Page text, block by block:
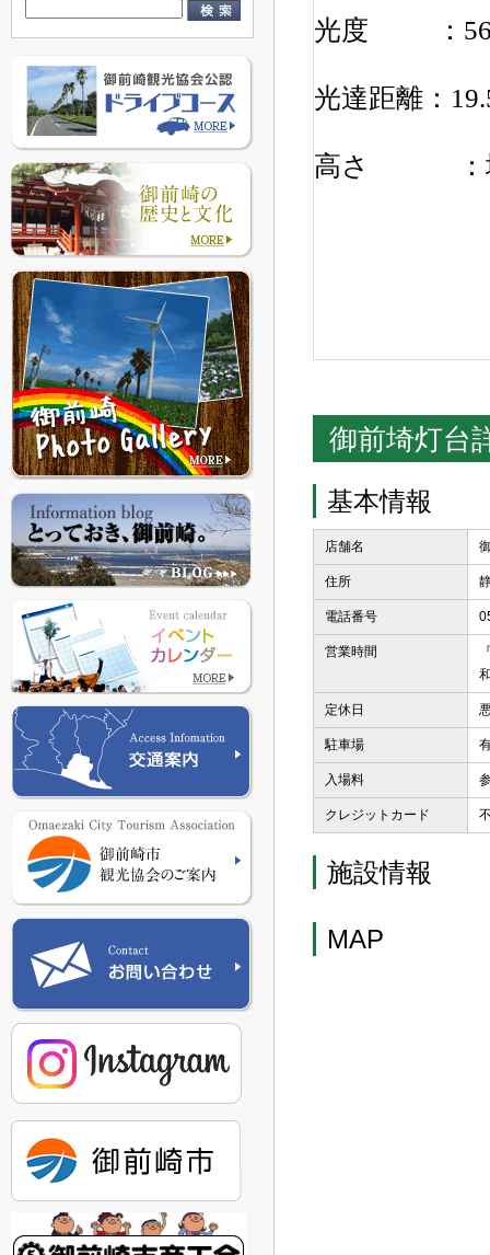
光度 ：
光達距離：
高さ ：地
御前埼灯台
基本情報
店舗名
住所
電話番号
営業時間
定休日
駐車場
入場料
クレジットカード
施設情報
MAP